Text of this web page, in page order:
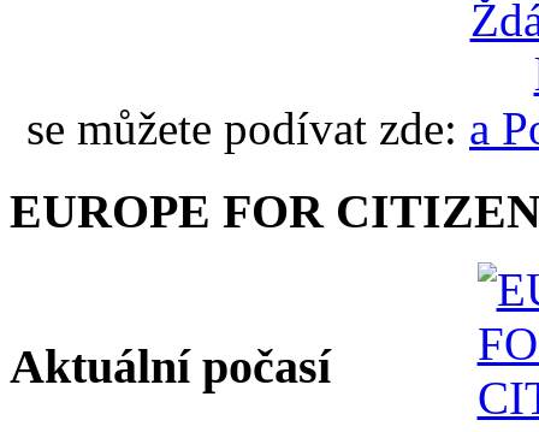
se můžete podívat zde:
EUROPE FOR
Aktuální počasí